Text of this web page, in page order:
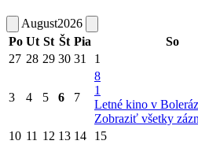
August2026
Po Ut St Št Pia So
27 28 29 30 31 1
3 4 5 6 7
8
1
Letné kino v
Zobraziť všetky
10 11 12 13 14 15